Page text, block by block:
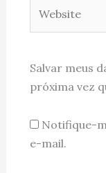
Salvar meus
próxima vez
Notifique-
e-mail.